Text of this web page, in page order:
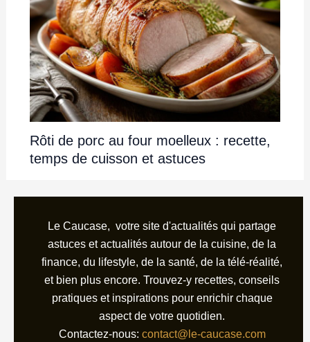
Rôti de porc au four moelleux : recette,
temps de cuisson et astuces
Le Caucase, votre site d'actualités qui partage
astuces et actualités autour de la cuisine, de la
finance, du lifestyle, de la santé, de la télé-réalité,
et bien plus encore. Trouvez-y recettes, conseils
pratiques et inspirations pour enrichir chaque
aspect de votre quotidien.
Contactez-nous: contact@le-caucase.com